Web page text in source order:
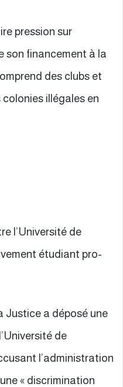
pression sur
son financement à la
des clubs et
illégales en
l’Université de
étudiant pro-
Justice a déposé une
de
l’administration
« discrimination